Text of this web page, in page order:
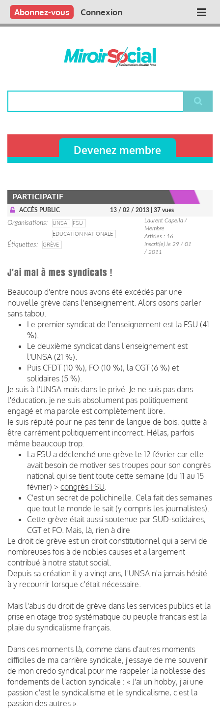
Aller
contenu
Main
Qui sommes nous ?
Vous publiez
Nous publions
Contactez-nous
Abonnez-vous Connexion
Devenez membre
PARTICIPATIF
ACCÈS PUBLIC 13 / 02 / 2013 | 37 vues
Organisations UNSA
FSU
EDUCATION NATIONALE
Étiquettes
GRÈVE
Laurent Capella /
Membre
Articles : 16
Inscrit(e) le 29 / 01
/ 2011
J'ai mal à mes syndicats !
Beaucoup d'entre nous avons été excédés par une
nouvelle grève dans l'enseignement. Alors osons parler
sans tabou.
Le premier syndicat de l'enseignement est la FSU (41
%).
Le deuxième syndicat dans l'enseignement est
l'UNSA (21 %).
Puis CFDT (10 %), FO (10 %), la CGT (6 %) et
solidaires (5 %).
Je suis à l'UNSA mais dans le privé. Je ne suis pas dans
l'éducation, je ne suis absolument pas politiquement
engagé et ma parole est complètement libre.
Je suis réputé pour ne pas tenir de langue de bois, quitte à
être carrément politiquement incorrect. Hélas, parfois
même beaucoup trop.
La FSU a déclenché une grève le 12 février car elle
avait besoin de motiver ses troupes pour son congrès
national qui se tient toute cette semaine (du 11 au 15
février) > congrès FSU
C'est un secret de polichinelle. Cela fait des semaines
que tout le monde le sait (y compris les journalistes).
Cette grève était aussi soutenue par SUD-solidaires,
CGT et FO. Mais, là, rien à dire
Le droit de grève est un droit constitutionnel qui a servi de
nombreuses fois à de nobles causes et a largement
contribué à notre statut social.
Depuis sa création il y a vingt ans, l'UNSA n'a jamais hésité
à y recourrir lorsque c'était nécessaire.
Mais l'abus du droit de grève dans les services publics et la
prise en otage trop systématique du peuple français est la
plaie du syndicalisme français.
Dans ces moments là, comme dans d'autres moments
difficiles de ma carrière syndicale, j'essaye de me souvenir
de mon credo syndical pour me rappeler la noblesse des
fondements de l'action syndicale : « J'ai un hobby, j'ai une
passion c'est le syndicalisme et le syndicalisme, c'est la
passion des autres ».